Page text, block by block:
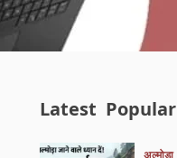
Latest Popular
अल्मोड़ा